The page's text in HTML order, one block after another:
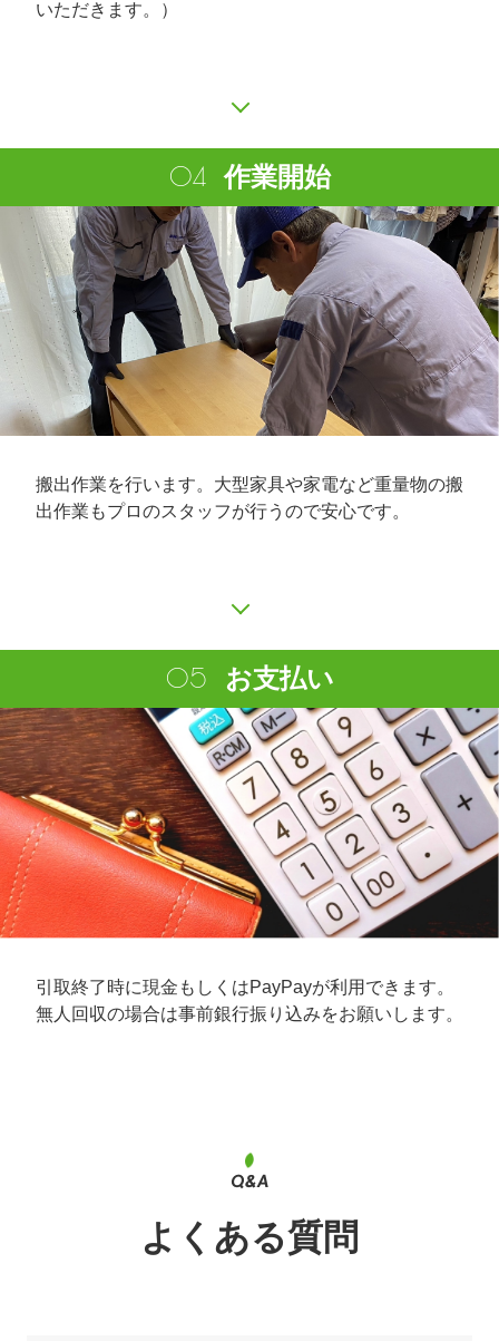
いただきます。）
作業開始
搬出作業を行います。大型家具や家電など重量物の搬
出作業もプロのスタッフが行うので安心です。
お支払い
引取終了時に現金もしくはPayPayが利用できます。
無人回収の場合は事前銀行振り込みをお願いします。
よくある質問